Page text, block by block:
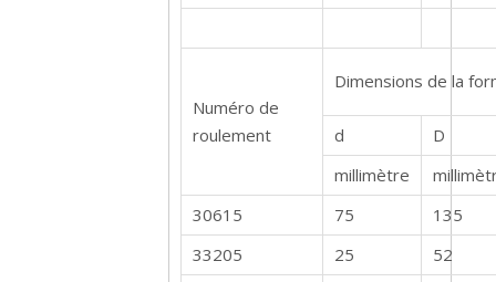
Numéro de
roulement
Dimensions de la
d
D
millimètre
30615
75
135
33205
25
52